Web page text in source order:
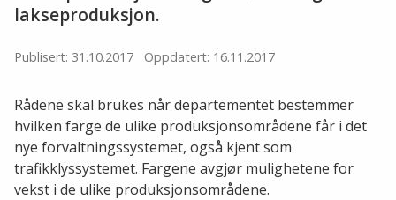
lakseproduksjon.
Publisert: 31.10.2017 Oppdatert: 16.11.2017
Rådene skal brukes når departementet bestemmer
hvilken farge de ulike produksjonsområdene får i det
nye forvaltningssystemet, også kjent som
trafikklyssystemet. Fargene avgjør mulighetene for
vekst i de ulike produksjonsområdene.